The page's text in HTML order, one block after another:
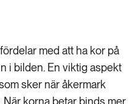
med att ha kor på
i bilden. En viktig aspekt
sker när åkermark
korna betar binds mer